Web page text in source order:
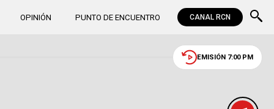
OPINIÓN PUNTO DE ENCUENTRO CANAL RCN
EMISIÓN 7:00 PM